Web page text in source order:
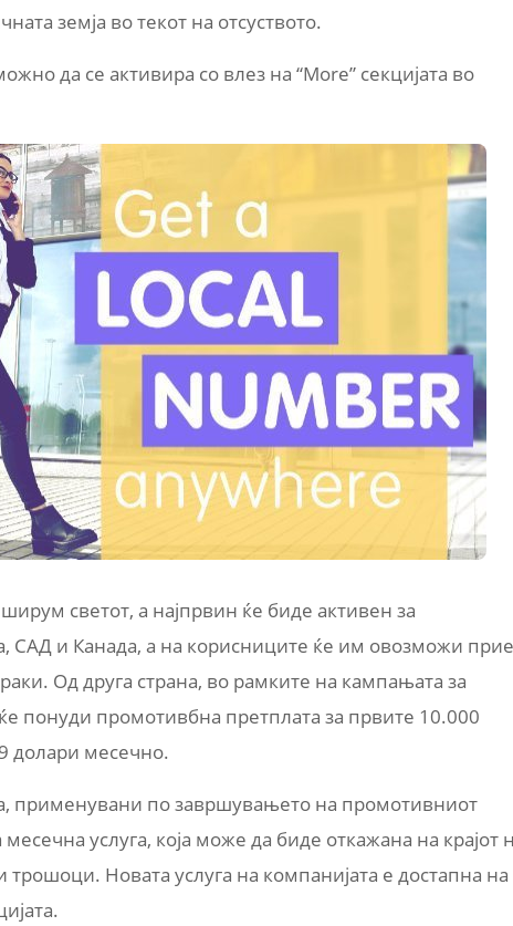
земја во текот на отсуството.
да се активира со влез на “More” секцијата во
светот, а најпрвин ќе биде активен за
САД и Канада, а на корисниците ќе им овозможи
Од друга страна, во рамките на кампањата за
понуди промотивбна претплата за првите 10.000
долари месечно.
применувани по завршувањето на промотивниот
услуга, која може да биде откажана на крајот
Новата услуга на компанијата е достапна на